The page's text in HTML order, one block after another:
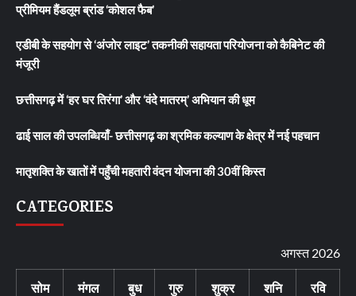
प्रीमियम हैंडलूम ब्रांड ‘कोशल फैब’
एडीबी के सहयोग से ‘अंजोर लाइट’ तकनीकी सहायता परियोजना को कैबिनेट की
मंजूरी
छत्तीसगढ़ में ‘हर घर तिरंगा’ और ‘वंदे मातरम्’ अभियान की धूम
ढाई साल की उपलब्धियाँ- छत्तीसगढ़ का श्रमिक कल्याण के क्षेत्र में नई पहचान
मातृशक्ति के खातों में पहुँची महतारी वंदन योजना की 30वीं किस्त
CATEGORIES
अगस्त 2026
सोम मंगल बुध गुरु शुक्र शनि रवि